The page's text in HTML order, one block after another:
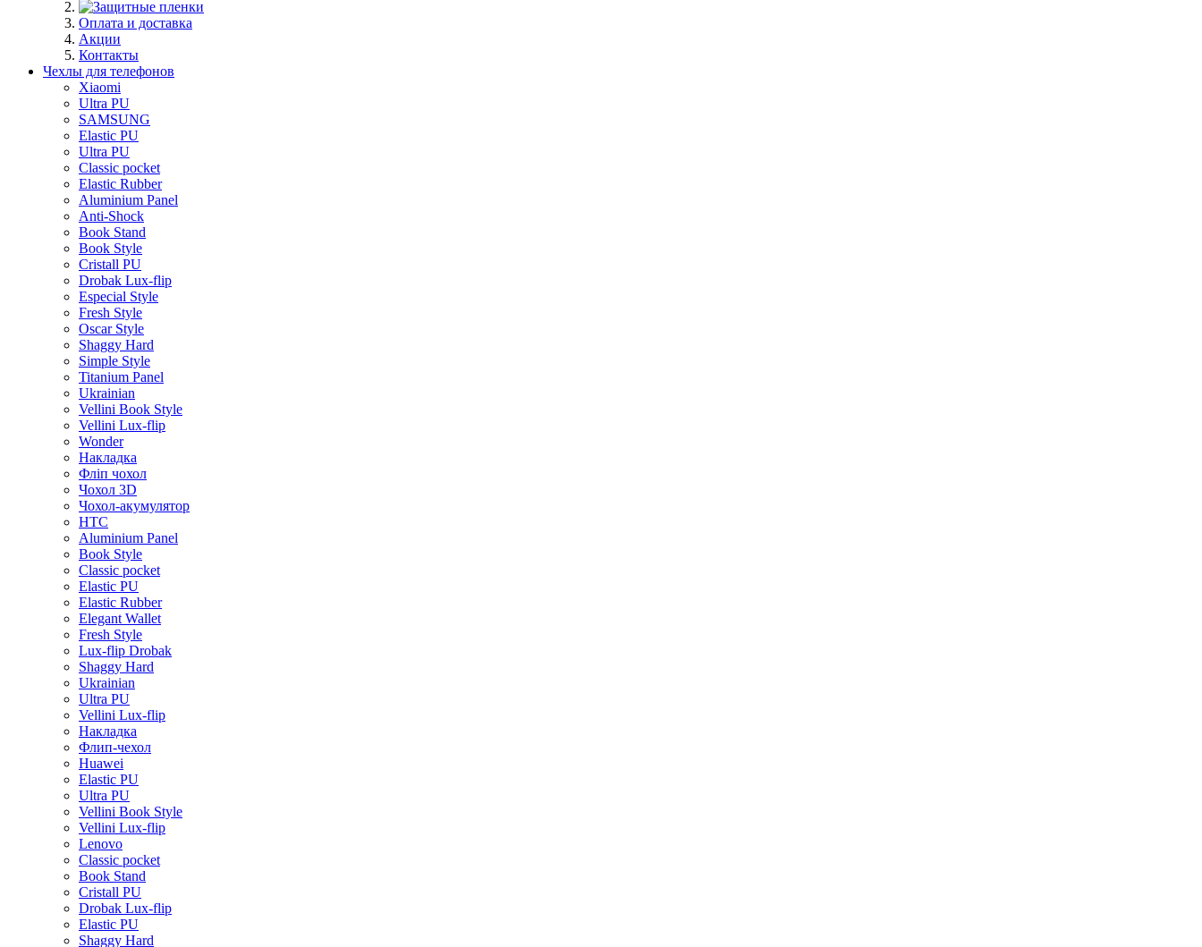
Оплата и доставка
Акции
Контакты
Чехлы для телефонов
Xiaomi
Ultra PU
SAMSUNG
Elastic PU
Ultra PU
Classic pocket
Elastic Rubber
Aluminium Panel
Anti-Shock
Book Stand
Book Style
Cristall PU
Drobak Lux-flip
Especial Style
Fresh Style
Oscar Style
Shaggy Hard
Simple Style
Titanium Panel
Ukrainian
Vellini Book Style
Vellini Lux-flip
Wonder
Накладка
Фліп чохол
Чохол 3D
Чохол-акумулятор
HTC
Aluminium Panel
Book Style
Classic pocket
Elastic PU
Elastic Rubber
Elegant Wallet
Fresh Style
Lux-flip Drobak
Shaggy Hard
Ukrainian
Ultra PU
Vellini Lux-flip
Накладка
Флип-чехол
Huawei
Elastic PU
Ultra PU
Vellini Book Style
Vellini Lux-flip
Lenovo
Classic pocket
Book Stand
Cristall PU
Drobak Lux-flip
Elastic PU
Shaggy Hard